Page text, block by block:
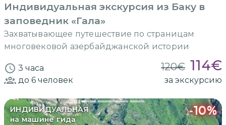
Индивидуальная экскурсия из Баку в
заповедник «Гала»
Захватывающее путешествие по страницам
многовековой азербайджанской истории
3 часа 120€ 114€
до 6 человек за экскурсию
ИНДИВИДУАЛЬНАЯ
на машине гида
-10%